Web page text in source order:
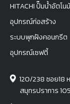
HITACHI ปั๊มน้ำอัตโน
อุปกรณ์ก่อสร้าง
ระบบพุกฝังคอนกรีต
อุปกรณ์เซฟตี้
120/238 ซอย18
สมุทรปราการ